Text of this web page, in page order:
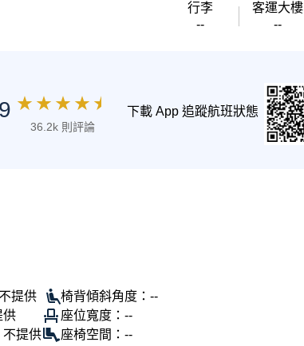
行李
--
客運大樓
--
★ ★ ★ ★ ★
36.2k 則評論
下載 App 追蹤航班狀態
提供
供
不提供
椅背傾斜角度：--
座位寬度：--
座椅空間：--